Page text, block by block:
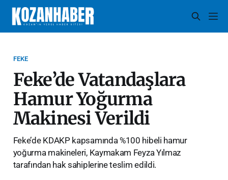
FEKE
Feke’de Vatandaşlara
Hamur Yoğurma
Makinesi Verildi
Feke’de KDAKP kapsamında %100 hibeli hamur
yoğurma makineleri, Kaymakam Feyza Yılmaz
tarafından hak sahiplerine teslim edildi.